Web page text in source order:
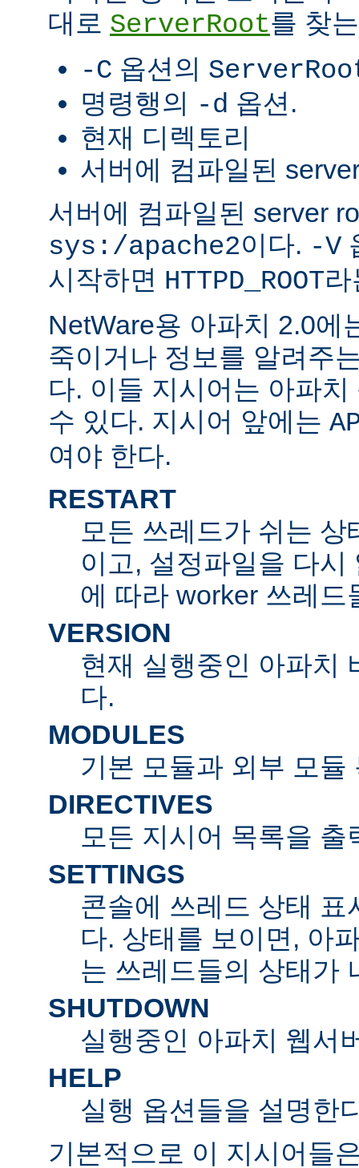
대로 ServerRoot를 찾
-C 옵션의
명령행의 -d 옵션.
현재 디렉토리
서버에 컴파일된
서버에 컴파일된 server
sys:/apache2이다. -V
시작하면 HTTPD_ROOT
NetWare용 아파치 2.0에
죽이거나 정보를 알려주
다. 이들 지시어는 아파
수 있다. 지시어 앞에는
여야 한다.
RESTART
모든 쓰레드가 쉬는
이고, 설정파일을 다
에 따라 worker 쓰레드
VERSION
현재 실행중인 아파치
다.
MODULES
기본 모듈과 외부 모듈
DIRECTIVES
모든 지시어 목록을 출
SETTINGS
콘솔에 쓰레드 상태 표
다. 상태를 보이면, 아
는 쓰레드들의 상태가
SHUTDOWN
실행중인 아파치 웹서
HELP
실행 옵션들을 설명한
기본적으로 이 지시어들